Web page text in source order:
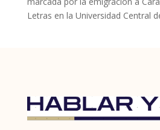
Letras en la Universidad Central